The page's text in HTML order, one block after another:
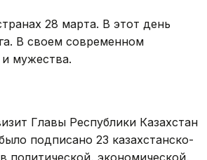
28 марта. В этот день
В своем современном
мужества.
Главы Республики Казахстан
подписано 23 казахстанско-